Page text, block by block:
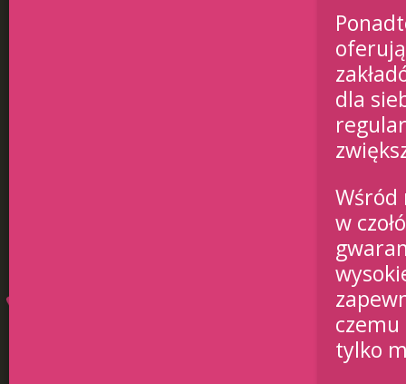
dla
Wśród
w
tylko